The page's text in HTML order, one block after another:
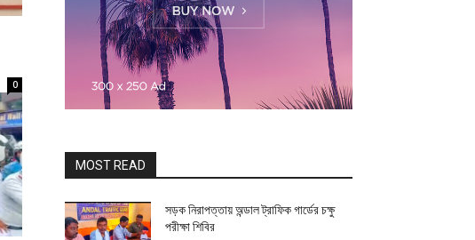
0
MOST READ
সড়ক নিরাপত্তায় অন্ডাল ট্রাফিক গার্ডের চক্ষু
পরীক্ষা শিবির